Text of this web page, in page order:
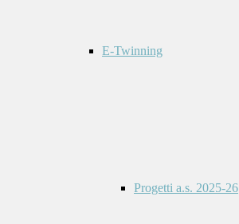
E-Twinning
Progetti a.s. 2025-26